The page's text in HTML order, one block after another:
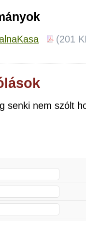
(201
senki nem szólt